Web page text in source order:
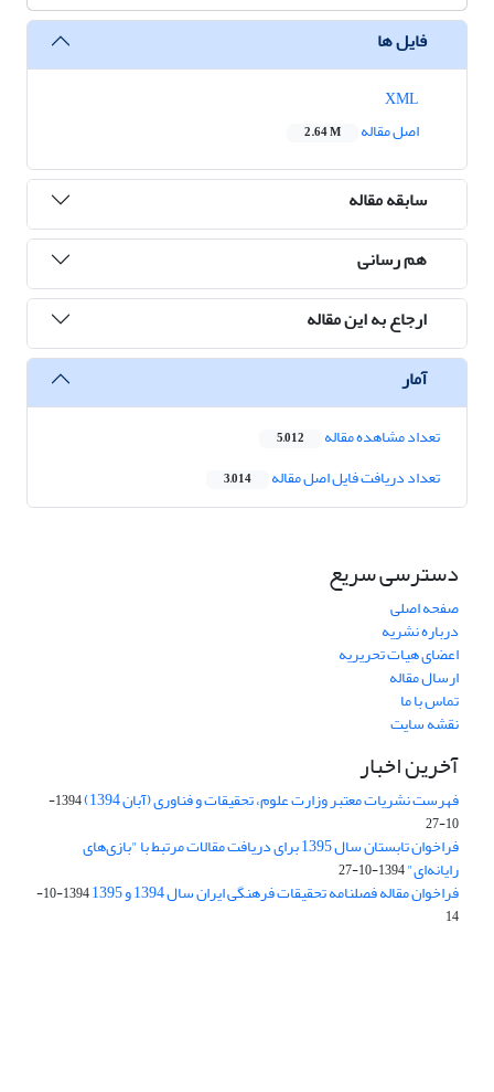
فایل ها
اصل مقاله
2.64 M
سابقه مقاله
هم رسانی
ارجاع به این مقاله
آمار
تعداد مشاهده مقاله 5,012
تعداد دریافت فایل اصل مقاله 3,014
دسترسی سریع
صفحه اصلی
درباره نشریه
اعضای هیات تحریریه
ارسال مقاله
تماس با ما
نقشه سایت
آخرین اخبار
فهرست نشریات معتبر وزارت علوم، تحقیقات و فناوری (آبان 1394)
1394-
10-27
فراخوان تابستان سال 1395 برای دریافت مقالات مرتبط با "بازی‌های
رایانه‌ای"1394-10-27
فراخوان مقاله فصلنامه تحقیقات فرهنگی ایران سال 1394 و 1395
1394-10-
14